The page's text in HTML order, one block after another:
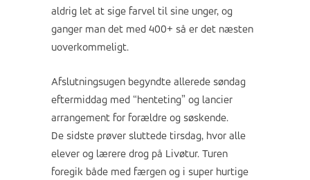
aldrig let at sige farvel til sine unger, og
ganger man det med 400+ så er det næsten
uoverkommeligt.
Afslutningsugen begyndte allerede søndag
eftermiddag med “henteting” og lancier
arrangement for forældre og søskende.
De sidste prøver sluttede tirsdag, hvor alle
elever og lærere drog på Livøtur. Turen
foregik både med færgen og i super hurtige